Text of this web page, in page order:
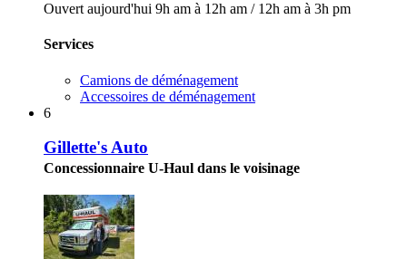
Ouvert aujourd'hui 9h am à 12h am / 12h am à 3h pm
Services
Camions de déménagement
Accessoires de déménagement
6
Gillette's Auto
Concessionnaire U-Haul dans le voisinage